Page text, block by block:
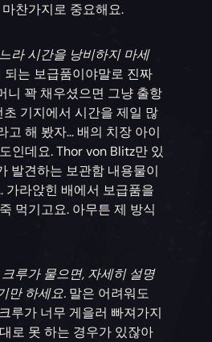
찬가지로 중요해요.
라 시간을 낭비하지 마세
되는 보급품이야말로 진짜
니 꽉 채우셨으면 그냥 출항
초 기지에서 시간을 제일 많
고 해 봤자... 배의 치장 아이
인데요. Thor von Blitz만 있
발견하는 보관함 내용물이
가라앉힌 배에서 보급품을
먹기고요. 아무튼 제 방식
루가 물으면, 자세히 설명
만 하세요. 말은 어려워도
루가 너무 게을러 빠져가지
로 못 하는 경우가 있잖아